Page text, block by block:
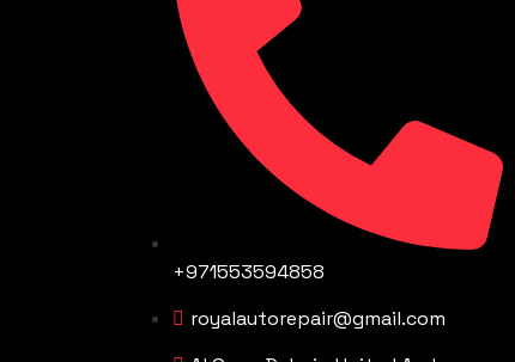
+971553594858
royalautorepair@gmail.com